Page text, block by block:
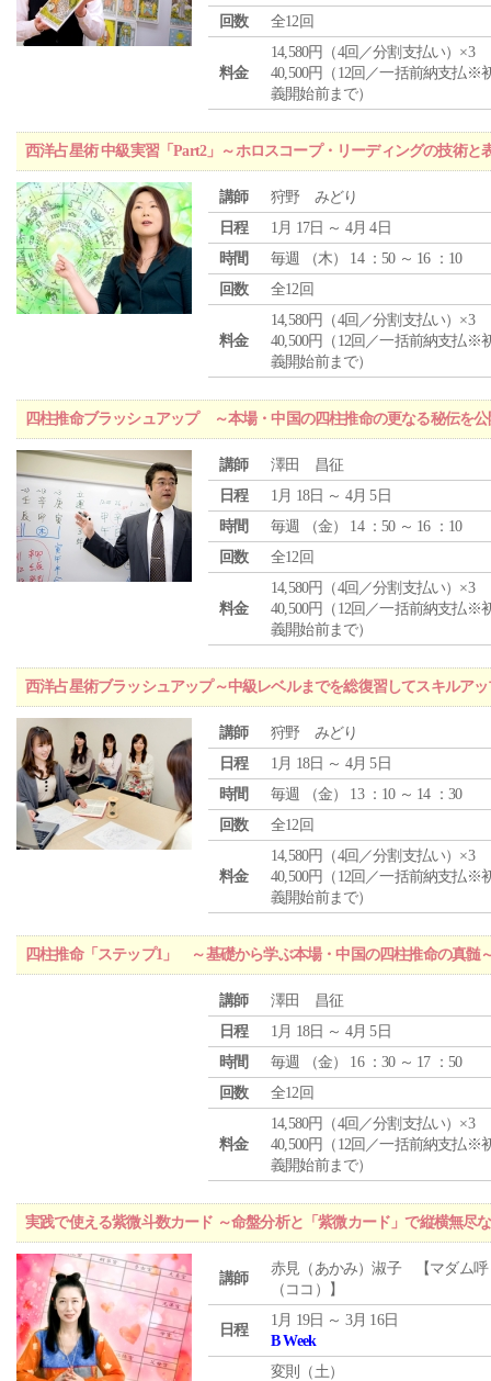
回数 全12回
料金
14,580円（4回／分割支払い）×3
40,500円（12回／一括前納支払※
義開始前まで）
西洋占星術 中級実習「Part2」～ホロスコープ・リーディングの技術と
講師
狩野 みどり
日程
1月 17日 ～ 4月 4日
時間
毎週 （木） 14 ：50 ～ 16 ：10
回数
全12回
料金
14,580円（4回／分割支払い）×3
40,500円（12回／一括前納支払※
義開始前まで）
四柱推命ブラッシュアップ ～本場・中国の四柱推命の更なる秘伝を
講師
澤田 昌征
日程
1月 18日 ～ 4月 5日
時間
毎週 （金） 14 ：50 ～ 16 ：10
回数
全12回
料金
14,580円（4回／分割支払い）×3
40,500円（12回／一括前納支払※
義開始前まで）
西洋占星術ブラッシュアップ～中級レベルまでを総復習してスキルア
講師
狩野 みどり
日程
1月 18日 ～ 4月 5日
時間
毎週 （金） 13 ：10 ～ 14 ：30
回数
全12回
料金
14,580円（4回／分割支払い）×3
40,500円（12回／一括前納支払※
義開始前まで）
四柱推命「ステップ1」 ～基礎から学ぶ本場・中国の四柱推命の真髄
講師
澤田 昌征
日程
1月 18日 ～ 4月 5日
時間
毎週 （金） 16 ：30 ～ 17 ：50
回数
全12回
料金
14,580円（4回／分割支払い）×3
40,500円（12回／一括前納支払※
義開始前まで）
実践で使える紫微斗数カード ～命盤分析と「紫微カード」で縦横無尽
講師
赤見（あかみ）淑子 【マダム呼
（ココ）】
日程
1月 19日 ～ 3月 16日
B Week
変則（土）